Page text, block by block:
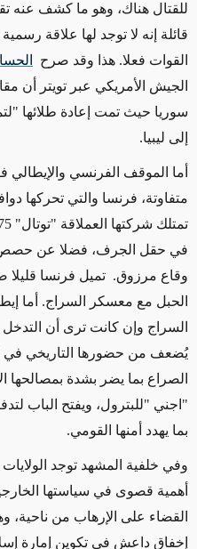
للقتال هناك، وهو ما كشف عنه
قائلة إنه لا توجد لها علاقة
القوات فعلا. هذا وقد صرح
الجيش الأمريكي عبر تويتر أن
سوريا حيث تمت إعادة طلائها
إلى ليبيا.
أما الموقف الفرنسي والإيطالي
متفاوتة، فرنسا والتي تحركها
في حقل الجرف، فضلا عن حصص
وقاع مرزوق. تميل فرنسا
الحبل مع معسكر السراج. أما
السراج وإن كانت ترى أن التدخل
يُضعف من حضورها التاريخي في
الصراع بما يضر بشدة بمصالحها
"اجني "للبترول، ويفتح الباب
بما يهدد أمنها القومي.
وفي خلفية المشهد توجد الولايات
أهمية قصوى في سياستها
القضاء على الإرهاب من ناحية،
إخفاق داعش في تكوين إمارة